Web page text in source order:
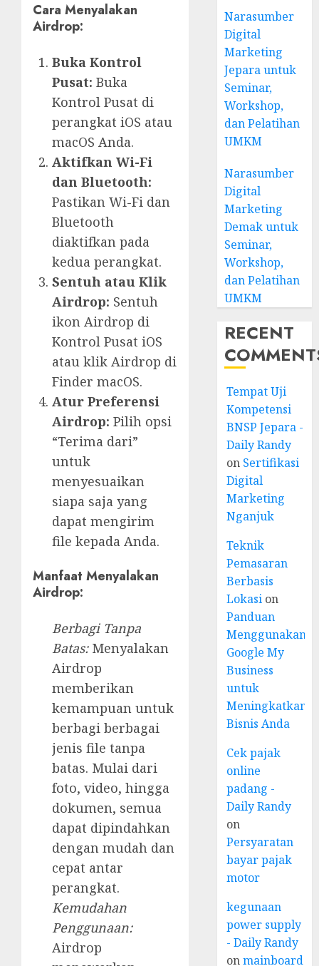
Cara Menyalakan
Airdrop:
Buka Kontrol
Pusat: Buka
Kontrol Pusat di
perangkat iOS atau
macOS Anda.
Aktifkan Wi-Fi
dan Bluetooth:
Pastikan Wi-Fi dan
Bluetooth
diaktifkan pada
kedua perangkat.
Sentuh atau Klik
Airdrop: Sentuh
ikon Airdrop di
Kontrol Pusat iOS
atau klik Airdrop di
Finder macOS.
Atur Preferensi
Airdrop: Pilih opsi
“Terima dari”
untuk
menyesuaikan
siapa saja yang
dapat mengirim
file kepada Anda.
Manfaat Menyalakan
Airdrop:
Berbagi Tanpa
Batas:Menyalakan
Airdrop
memberikan
kemampuan untuk
berbagi berbagai
jenis file tanpa
batas. Mulai dari
foto, video, hingga
dokumen, semua
dapat dipindahkan
dengan mudah dan
cepat antar
perangkat.
Kemudahan
Penggunaan:
Airdrop
Narasumber
Digital
Marketing
Jepara untuk
Seminar,
Workshop,
dan Pelatihan
UMKM
Narasumber
Digital
Marketing
Demak untuk
Seminar,
Workshop,
dan Pelatihan
UMKM
RECENT
Tempat Uji
Kompetensi
BNSP Jepara -
Daily Randy
on Sertifikasi
Digital
Marketing
Nganjuk
Teknik
Pemasaran
Berbasis
Lokasi on
Panduan
Menggunakan
Google My
Business
untuk
Meningkatkan
Bisnis Anda
Cek pajak
online
padang -
Daily Randy
on
Persyaratan
bayar pajak
motor
kegunaan
power supply
- Daily Randy
onmainboard